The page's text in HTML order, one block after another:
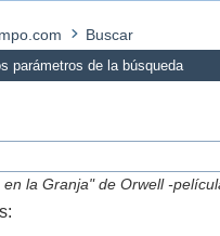
Buscar
parámetros de la búsqueda
en la Granja" de Orwell -